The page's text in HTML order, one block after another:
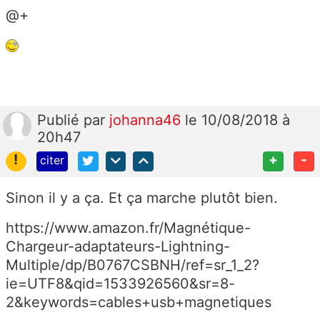
@+
Publié par johanna46 le 10/08/2018 à
20h47
!
citer + -
Sinon il y a ça. Et ça marche plutôt bien.
https://www.amazon.fr/Magnétique-
Chargeur-adaptateurs-Lightning-
Multiple/dp/B0767CSBNH/ref=sr_1_2?
ie=UTF8&qid=1533926560&sr=8-
2&keywords=cables+usb+magnetiques